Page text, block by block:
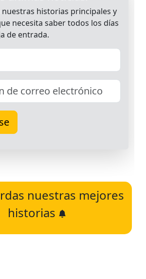
nuestras mejores
historias